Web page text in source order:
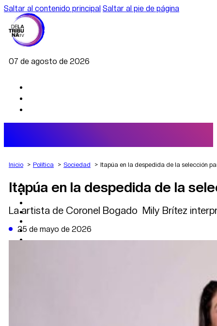
Saltar al contenido principal Saltar al pie de página
07 de agosto de 2026
AGRO
DEPORTES
POLÍTICA
DATA FIRME
DE LA TRIBUNA TV
Inicio Política Sociedad Itapúa en la despedida de la selección
Itapúa en la despedida de la
La artista de Coronel Bogado Mily Brítez
25 de mayo de 2026